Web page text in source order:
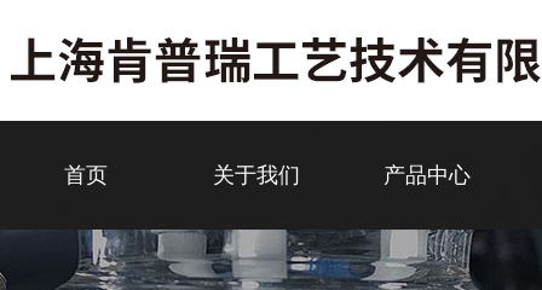
首页 关于我们 产品中心